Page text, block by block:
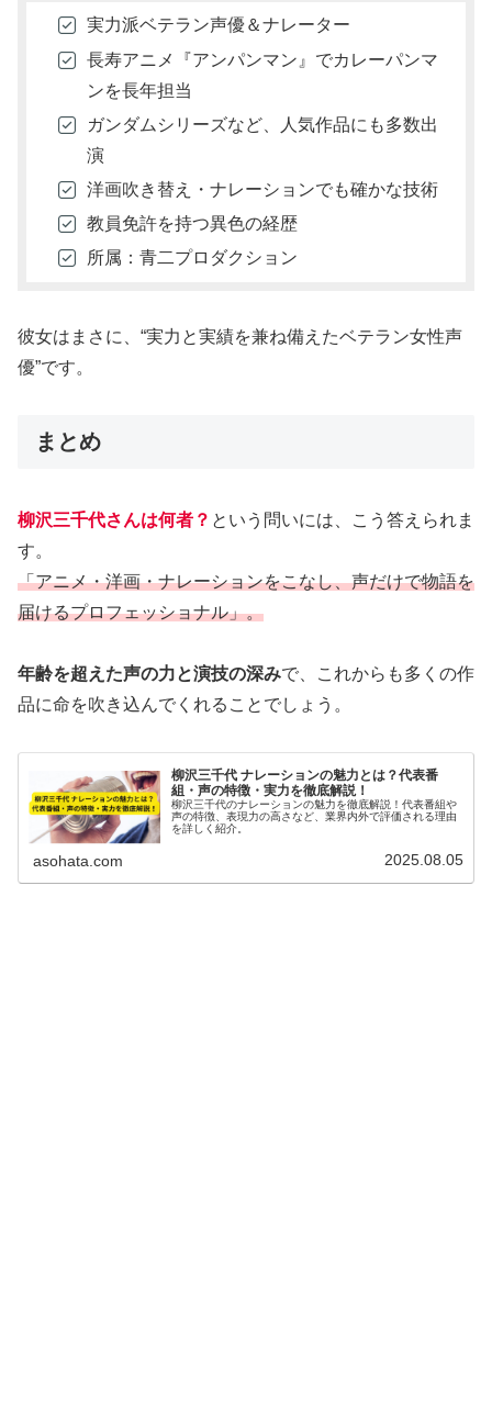
実力派ベテラン声優＆ナレーター
長寿アニメ『アンパンマン』でカレーパンマ
ンを長年担当
ガンダムシリーズなど、人気作品にも多数出
演
洋画吹き替え・ナレーションでも確かな技術
教員免許を持つ異色の経歴
所属：青二プロダクション
彼女はまさに、“実力と実績を兼ね備えたベテラン女性声
優”です。
まとめ
柳沢三千代さんは何者？ という問いには、こう答えられま
す。
「アニメ・洋画・ナレーションをこなし、声だけで物語を
届けるプロフェッショナル」。
年齢を超えた声の力と演技の深みで、これからも多くの作
品に命を吹き込んでくれることでしょう。
柳沢三千代 ナレーションの魅力とは？代表番
組・声の特徴・実力を徹底解説！
柳沢三千代のナレーションの魅力を徹底解説！代表番組や
声の特徴、表現力の高さなど、業界内外で評価される理由
を詳しく紹介。
asohata.com 2025.08.05